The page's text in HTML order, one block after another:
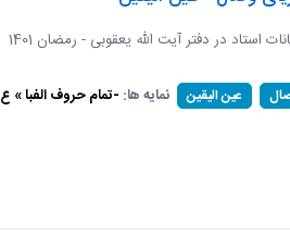
استاد در دفتر آیت الله یعقوبی - رمضان 1401
عین الیقین نمایه ها: -تمام حروف الفبا » ع